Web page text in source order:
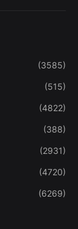
(3585)
(515)
(4822)
(388)
(2931)
(4720)
(6269)